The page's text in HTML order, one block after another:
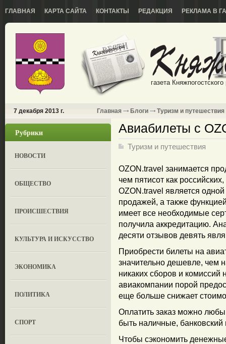
ГЛАВНАЯ КАРТА САЙТА КОНТАКТЫ РЕДАКЦИЯ РЕКЛАМА В
газета
7 декабря 2013 г. Главная Блоги Туризм и путешествия
Рубрики
НОВОСТИ
ОБЩЕСТВО
ПРОИСШЕСТВИЯ
КУЛЬТУРА И ИСКУССТВО
ЭКОНОМИКА
ПОЛИТИКА
СПОРТ
Авиабилеты с
Туризм и путешествия
OZON.travel занимается
чем пятисот как
OZON.travel является
продажей, а также
имеет все необходимые
получила аккредитацию.
десяти отзывов девять
Приобрести билеты на
значительно дешевле, чем
никаких сборов и комиссий
авиакомпании порой
еще больше снижает
Оплатить заказ можно
быть наличные, банковский
Чтобы сэкономить